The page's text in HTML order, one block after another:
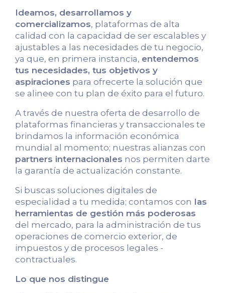
Ideamos, desarrollamos y
comercializamos, plataformas de alta
calidad con la capacidad de ser escalables y
ajustables a las necesidades de tu negocio,
ya que, en primera instancia, entendemos
tus necesidades, tus objetivos y
aspiraciones para ofrecerte la solución que
se alinee con tu plan de éxito para el futuro.
A través de nuestra oferta de desarrollo de
plataformas financieras y transaccionales te
brindamos la información económica
mundial al momento; nuestras alianzas con
partners internacionales nos permiten darte
la garantía de actualización constante.
Si buscas soluciones digitales de
especialidad a tu medida; contamos con las
herramientas de gestión más poderosas
del mercado, para la administración de tus
operaciones de comercio exterior, de
impuestos y de procesos legales -
contractuales.
Lo que nos distingue